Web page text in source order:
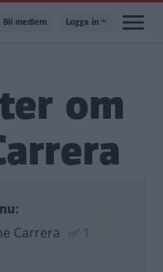
Bli medlem Logga in
om
Carrera ✅ 1